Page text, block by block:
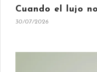
Cuando el lujo
30/07/2026